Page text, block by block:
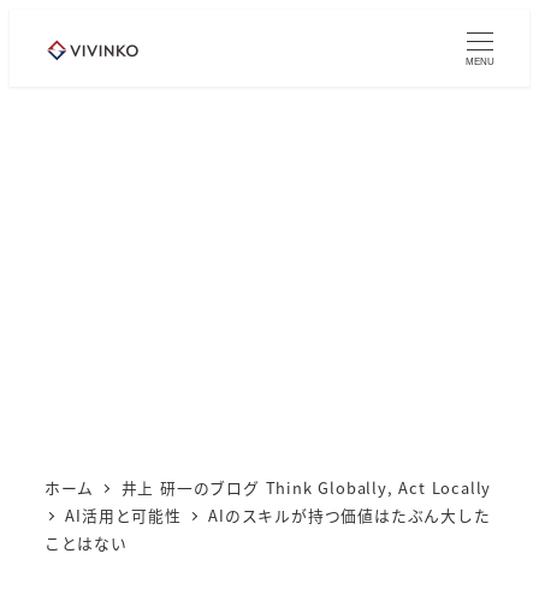
MENU
ホーム
井上 研一のブログ Think Globally, Act Locally
AI活用と可能性
AIのスキルが持つ価値はたぶん大した
ことはない